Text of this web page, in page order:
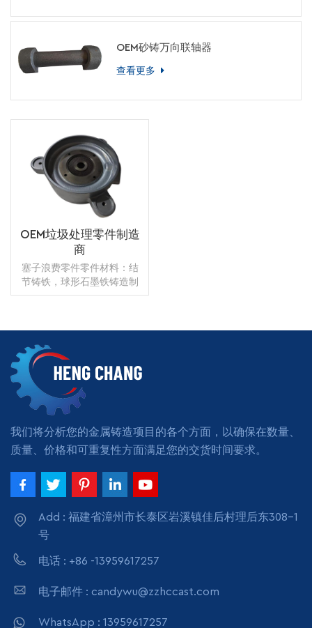
OEM砂铸万向联轴器
查看更多
OEM垃圾处理零件制造
商
塞子浪费零件零件材料：结
节铸铁，球形石墨铁铸造制
造：树脂砂铸造重量：40kg
我们将分析您的金属铸造项目的各个方面，以确保在数量、
质量、价格和可重复性方面满足您的交货时间要求。
Add : 福建省漳州市长泰区岩溪镇佳后村理后东308-1
号
电话 : +86 -13959617257
电子邮件 : candywu@zzhccast.com
WhatsApp : 13959617257